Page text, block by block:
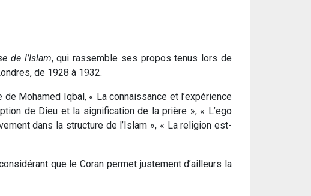
de l’Islam, qui rassemble ses propos tenus lors de
de 1928 à 1932.
Mohamed Iqbal, « La connaissance et l’expérience
de Dieu et la signification de la prière », « L’ego
dans la structure de l’Islam », « La religion est-
que le Coran permet justement d’ailleurs la